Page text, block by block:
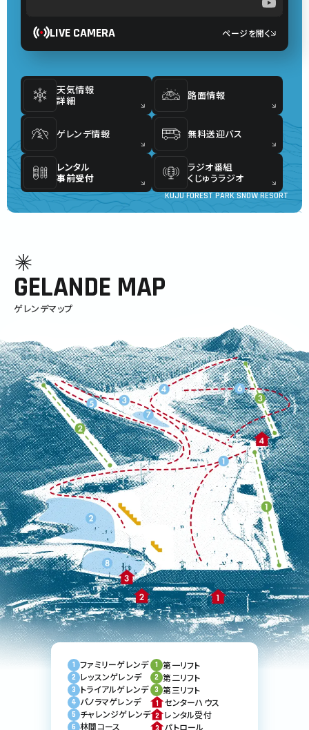
LIVE CAMERA ページを開く
天気情報
詳細
路面情報
ゲレンデ情報 無料送迎バス
レンタル
事前受付
ラジオ番組
くじゅうラジオ
KUJU FOREST PARK SNOW RESORT
GELANDE MAP
ゲレンデマップ
ファミリーゲレンデ
レッスンゲレンデ
トライアルゲレンデ
パノラマゲレンデ
チャレンジゲレンデ
林間コース
第一リフト
第二リフト
第三リフト
センターハウス
レンタル受付
パトロール